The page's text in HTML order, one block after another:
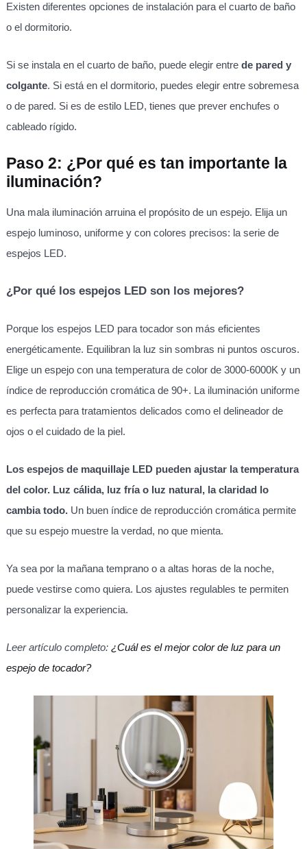
Existen diferentes opciones de instalación para el cuarto de baño
o el dormitorio.
Si se instala en el cuarto de baño, puede elegir entre de pared y
colgante. Si está en el dormitorio, puedes elegir entre sobremesa
o de pared. Si es de estilo LED, tienes que prever enchufes o
cableado rígido.
Paso 2: ¿Por qué es tan importante la
iluminación?
Una mala iluminación arruina el propósito de un espejo. Elija un
espejo luminoso, uniforme y con colores precisos: la serie de
espejos LED.
¿Por qué los espejos LED son los mejores?
Porque los espejos LED para tocador son más eficientes
energéticamente. Equilibran la luz sin sombras ni puntos oscuros.
Elige un espejo con una temperatura de color de 3000-6000K y un
índice de reproducción cromática de 90+. La iluminación uniforme
es perfecta para tratamientos delicados como el delineador de
ojos o el cuidado de la piel.
Los espejos de maquillaje LED pueden ajustar la temperatura
del color. Luz cálida, luz fría o luz natural, la claridad lo
cambia todo. Un buen índice de reproducción cromática permite
que su espejo muestre la verdad, no que mienta.
Ya sea por la mañana temprano o a altas horas de la noche,
puede vestirse como quiera. Los ajustes regulables te permiten
personalizar la experiencia.
Leer artículo completo: ¿Cuál es el mejor color de luz para un
espejo de tocador?